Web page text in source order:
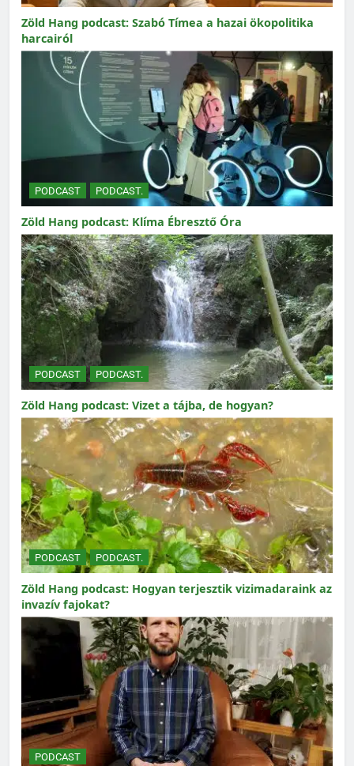
Zöld Hang podcast: Szabó Tímea a hazai ökopolitika
harcairól
PODCAST PODCAST.
Zöld Hang podcast: Klíma Ébresztő Óra
PODCAST PODCAST.
Zöld Hang podcast: Vizet a tájba, de hogyan?
PODCAST PODCAST.
Zöld Hang podcast: Hogyan terjesztik vizimadaraink az
invazív fajokat?
PODCAST